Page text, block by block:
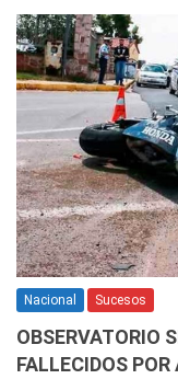
Nacional Sucesos
OBSERVATORIO
FALLECIDOS